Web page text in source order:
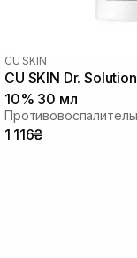
CU SKIN
CU SKIN Dr.
10% 30 мл
1 116₴